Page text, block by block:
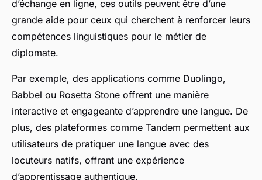
d’échange en ligne, ces outils peuvent être d’une
grande aide pour ceux qui cherchent à renforcer leurs
compétences linguistiques pour le métier de
diplomate.
Par exemple, des applications comme Duolingo,
Babbel ou Rosetta Stone offrent une manière
interactive et engageante d’apprendre une langue. De
plus, des plateformes comme Tandem permettent aux
utilisateurs de pratiquer une langue avec des
locuteurs natifs, offrant une expérience
d’apprentissage authentique.